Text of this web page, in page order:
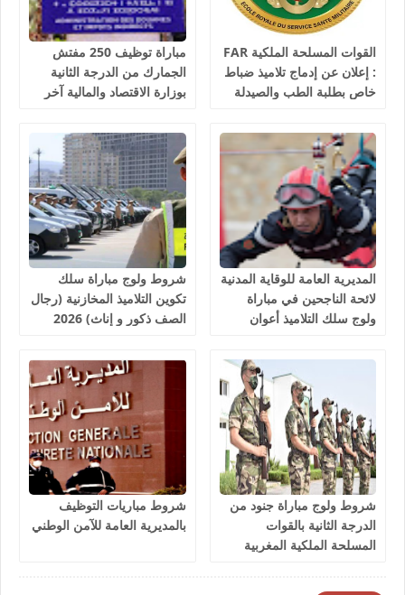
القوات المسلحة الملكية FAR
: إعلان عن إدماج تلاميذ ضباط
خاص بطلبة الطب والصيدلة
أجل هو 30 غشت 2026
مباراة توظيف 250 مفتش
الجمارك من الدرجة الثانية
بوزارة الاقتصاد والمالية آخر
المديرية العامة للوقاية المدنية
لائحة الناجحين في مباراة
ولوج سلك التلاميذ أعوان
شروط ولوج مباراة سلك
تكوين التلاميذ المخازنية (رجال
الصف ذكور و إناث) 2026
شروط ولوج مباراة جنود من
الدرجة الثانية بالقوات
المسلحة الملكية المغربية
شروط مباريات التوظيف
بالمديرية العامة للآمن الوطني